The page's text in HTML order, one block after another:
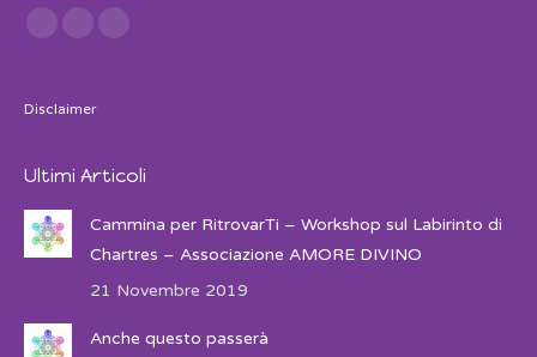
Find us on:
Facebook
TwitterInstagram
Disclaimer
Ultimi Articoli
Cammina per RitrovarTi – Workshop sul Labirinto di
Chartres – Associazione AMORE DIVINO
21 Novembre 2019
Anche questo passerà